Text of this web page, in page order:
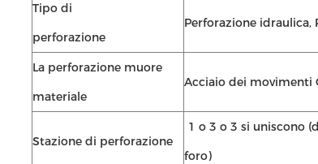
Tipo di
perforazione
Perforazione idraulica,
La perforazione muore
materiale
Acciaio dei movimenti
Stazione di perforazione
1 o 3 o 3 si uniscono
foro)